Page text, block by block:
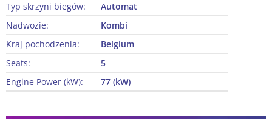
Typ skrzyni biegów:
Automat
Nadwozie:
Kombi
Kraj pochodzenia:
Belgium
Seats:
5
Engine Power (kW):
77 (kW)